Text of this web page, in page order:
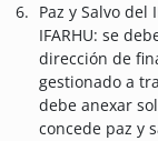
Paz y Salvo del
IFARHU: se
dirección de
gestionado a
debe anexar
concede paz y